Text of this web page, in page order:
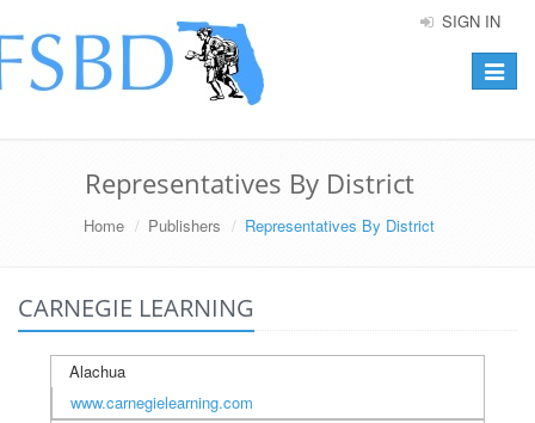
SIGN IN
Toggle
Representatives By District
Home Publishers Representatives By District
CARNEGIE LEARNING
Alachua
www.carnegielearning.com